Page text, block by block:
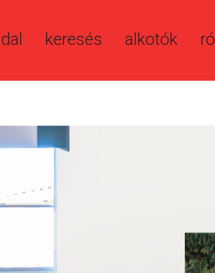
keresés alkotók